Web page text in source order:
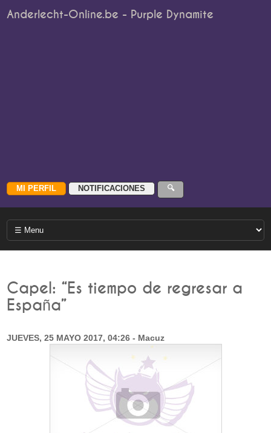
Anderlecht-Online.be - Purple Dynamite
Capel: “Es tiempo de regresar a
España”
JUEVES, 25 MAYO 2017, 04:26 - Macuz